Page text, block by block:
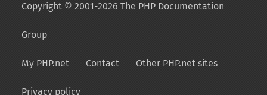
Copyright © 2001-2026 The PHP Documentation
Group
My PHP.net Contact Other PHP.net sites
Privacy policy